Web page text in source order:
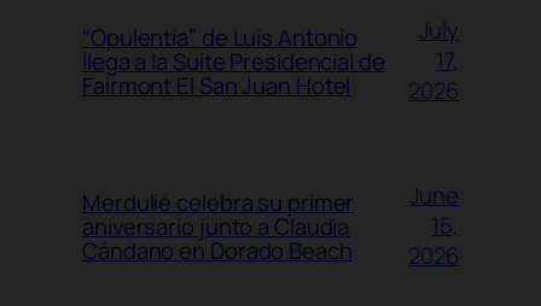
“Opulentia” de Luis Antonio
llega a la Suite Presidencial de
Fairmont El San Juan Hotel
July
17,
2026
Merdulié celebra su primer
aniversario junto a Claudia
Cándano en Dorado Beach
June
15,
2026